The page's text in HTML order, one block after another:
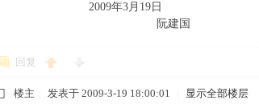
2009年3月19日
阮建国
回复
楼主 发表于 2009-3-19 18:00:01 显示全部楼层